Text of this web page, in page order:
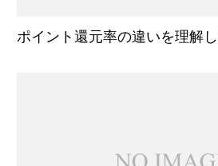
ポイント還元率の違いを理解